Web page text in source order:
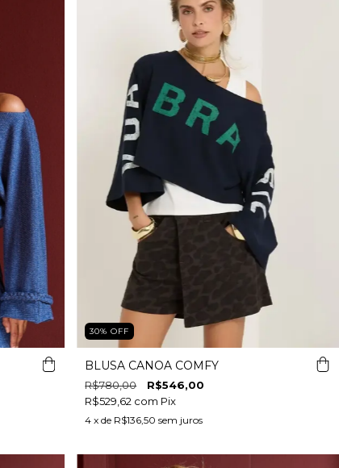
30%OFF
BLUSA CANOA COMFY
R$780,00
R$546,00
R$529,62 com Pix
4 x de R$136,50 sem juros